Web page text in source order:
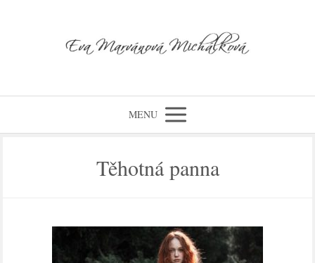
MENU
Těhotná panna